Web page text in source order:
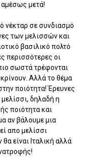
αμέσως μετά!
νέκταρ σε συνδιασμό
των μελισσών και
βασιλικό πολτό
περισσότερες οι
σωστά τρέφονται
Αλλά το θέμα
ποιότητα! Έρευνες
μελίσσι, δηλαδή η
ποιότητα και
αν βάλουμε μια
απο μελίσσι
είναι Ιταλική αλλά